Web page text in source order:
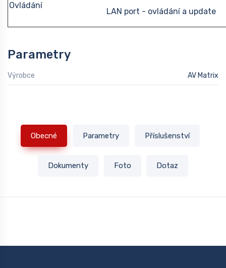
Ovládání
LAN port - ovládání a update
Parametry
Výrobce AV Matrix
Obecné Parametry Příslušenství
Dokumenty Foto Dotaz